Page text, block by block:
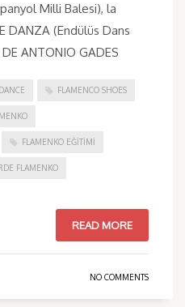
Milli Balesi), la
DANZA (Endülüs Dans
ANTONIO GADES
FLAMENCO SHOES
FLAMENKO EĞITIMI
FLAMENKO
READ MORE
NO COMMENTS